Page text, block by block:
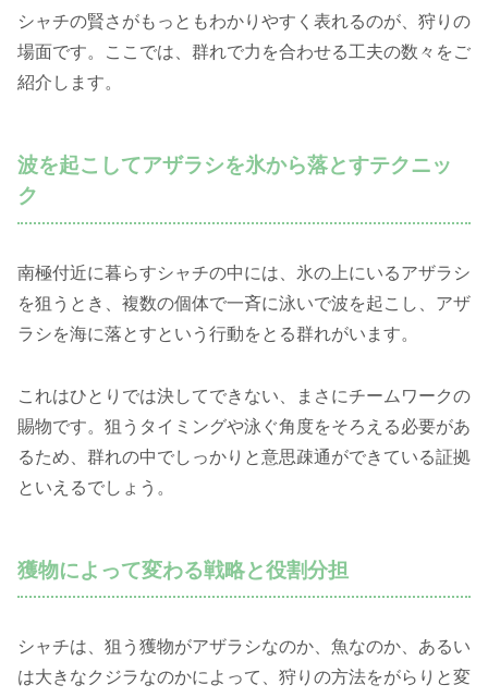
シャチの賢さがもっともわかりやすく表れるのが、狩りの
場面です。ここでは、群れで力を合わせる工夫の数々をご
紹介します。
波を起こしてアザラシを氷から落とすテクニッ
ク
南極付近に暮らすシャチの中には、氷の上にいるアザラシ
を狙うとき、複数の個体で一斉に泳いで波を起こし、アザ
ラシを海に落とすという行動をとる群れがいます。
これはひとりでは決してできない、まさにチームワークの
賜物です。狙うタイミングや泳ぐ角度をそろえる必要があ
るため、群れの中でしっかりと意思疎通ができている証拠
といえるでしょう。
獲物によって変わる戦略と役割分担
シャチは、狙う獲物がアザラシなのか、魚なのか、あるい
は大きなクジラなのかによって、狩りの方法をがらりと変